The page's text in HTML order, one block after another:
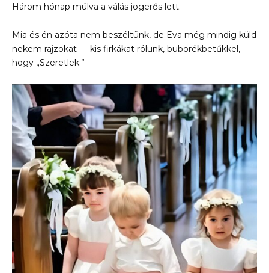
Három hónap múlva a válás jogerős lett.
Mia és én azóta nem beszéltünk, de Eva még mindig küld
nekem rajzokat — kis firkákat rólunk, buborékbetűkkel,
hogy „Szeretlek.”